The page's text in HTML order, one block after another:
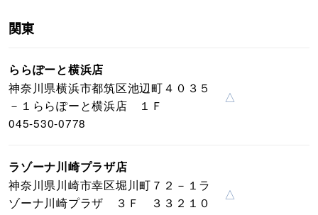
関東
ららぽーと横浜店
神奈川県横浜市都筑区池辺町４０３５
－１ららぽーと横浜店 １Ｆ
045-530-0778
△
ラゾーナ川崎プラザ店
神奈川県川崎市幸区堀川町７２－１ラ
ゾーナ川崎プラザ ３Ｆ ３３２１０
△